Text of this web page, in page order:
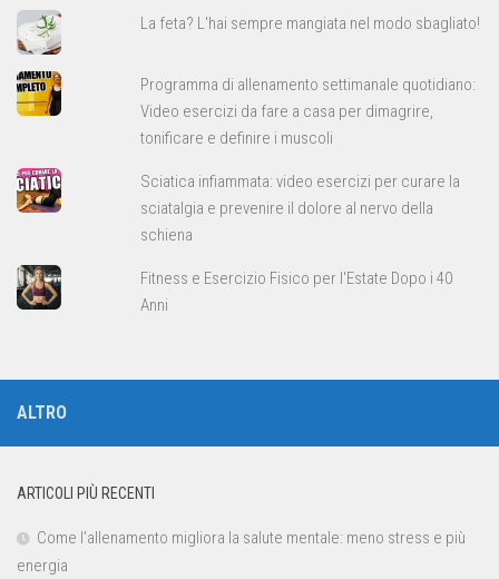
La feta? L'hai sempre mangiata nel modo sbagliato!
Programma di allenamento settimanale quotidiano:
Video esercizi da fare a casa per dimagrire,
tonificare e definire i muscoli
Sciatica infiammata: video esercizi per curare la
sciatalgia e prevenire il dolore al nervo della
schiena
Fitness e Esercizio Fisico per l'Estate Dopo i 40
Anni
ALTRO
ARTICOLI PIÙ RECENTI
Come l’allenamento migliora la salute mentale: meno stress e più
energia